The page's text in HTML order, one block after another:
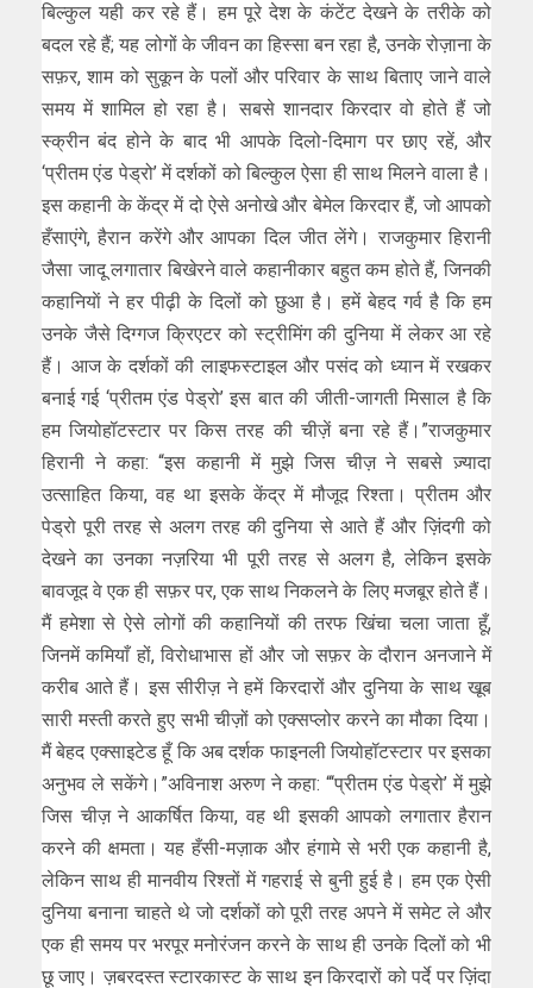
बिल्कुल यही कर रहे हैं। हम पूरे देश के कंटेंट देखने के तरीके को
बदल रहे हैं; यह लोगों के जीवन का हिस्सा बन रहा है, उनके रोज़ाना के
सफ़र, शाम को सुकून के पलों और परिवार के साथ बिताए जाने वाले
समय में शामिल हो रहा है। सबसे शानदार किरदार वो होते हैं जो
स्क्रीन बंद होने के बाद भी आपके दिलो-दिमाग पर छाए रहें, और
‘प्रीतम एंड पेड्रो’ में दर्शकों को बिल्कुल ऐसा ही साथ मिलने वाला है।
इस कहानी के केंद्र में दो ऐसे अनोखे और बेमेल किरदार हैं, जो आपको
हँसाएंगे, हैरान करेंगे और आपका दिल जीत लेंगे। राजकुमार हिरानी
जैसा जादू लगातार बिखेरने वाले कहानीकार बहुत कम होते हैं, जिनकी
कहानियाें ने हर पीढ़ी के दिलों को छुआ है। हमें बेहद गर्व है कि हम
उनके जैसे दिग्गज क्रिएटर को स्ट्रीमिंग की दुनिया में लेकर आ रहे
हैं। आज के दर्शकों की लाइफस्टाइल और पसंद को ध्यान में रखकर
बनाई गई ‘प्रीतम एंड पेड्रो’ इस बात की जीती-जागती मिसाल है कि
हम जियोहॉटस्टार पर किस तरह की चीज़ें बना रहे हैं।”राजकुमार
हिरानी ने कहा: “इस कहानी में मुझे जिस चीज़ ने सबसे ज़्यादा
उत्साहित किया, वह था इसके केंद्र में मौजूद रिश्ता। प्रीतम और
पेड्रो पूरी तरह से अलग तरह की दुनिया से आते हैं और ज़िंदगी को
देखने का उनका नज़रिया भी पूरी तरह से अलग है, लेकिन इसके
बावजूद वे एक ही सफ़र पर, एक साथ निकलने के लिए मजबूर होते हैं।
मैं हमेशा से ऐसे लोगों की कहानियों की तरफ खिंचा चला जाता हूँ,
जिनमें कमियाँ हों, विरोधाभास हों और जो सफ़र के दौरान अनजाने में
करीब आते हैं। इस सीरीज़ ने हमें किरदारों और दुनिया के साथ खूब
सारी मस्ती करते हुए सभी चीज़ों को एक्सप्लोर करने का मौका दिया।
मैं बेहद एक्साइटेड हूँ कि अब दर्शक फाइनली जियोहॉटस्टार पर इसका
अनुभव ले सकेंगे।”अविनाश अरुण ने कहा: “‘प्रीतम एंड पेड्रो’ में मुझे
जिस चीज़ ने आकर्षित किया, वह थी इसकी आपको लगातार हैरान
करने की क्षमता। यह हँसी-मज़ाक और हंगामे से भरी एक कहानी है,
लेकिन साथ ही मानवीय रिश्तों में गहराई से बुनी हुई है। हम एक ऐसी
दुनिया बनाना चाहते थे जो दर्शकों को पूरी तरह अपने में समेट ले और
एक ही समय पर भरपूर मनोरंजन करने के साथ ही उनके दिलों को भी
छू जाए। ज़बरदस्त स्टारकास्ट के साथ इन किरदारों को पर्दे पर ज़िंदा